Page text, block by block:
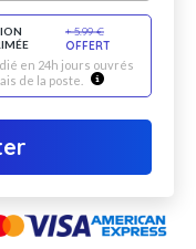
+5.99 €
OFFERT
en 24h jours ouvrés
de la poste.